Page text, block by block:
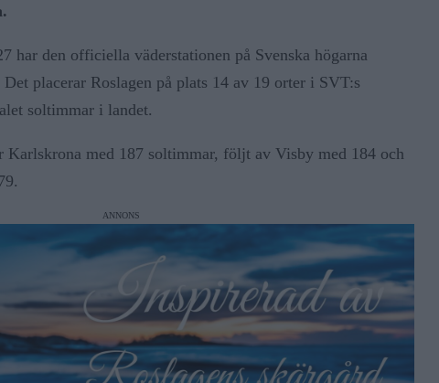
har den officiella väderstationen på Svenska högarna
placerar Roslagen på plats 14 av 19 orter i SVT:s
soltimmar i landet.
Karlskrona med 187 soltimmar, följt av Visby med 184 och
ANNONS